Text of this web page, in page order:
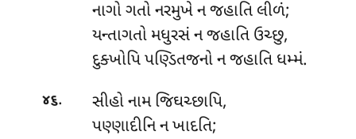
નાગો ગતો નરમુખે ન જહાતિ લીળં;
યન્તાગતો મધુરસં ન જહાતિ ઉચ્છુ,
દુક્ખોપિ પણ્ડિતજનો ન જહાતિ ધમ્મં.
૪૬.
સીહો નામ જિઘચ્છાપિ,
પણ્ણાદીનિ ન ખાદતિ;